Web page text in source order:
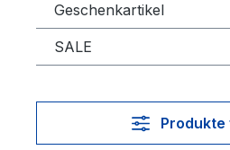
Geschenkartikel
SALE